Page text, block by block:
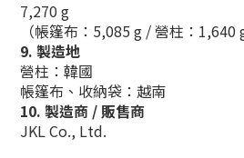
7,270 g
（帳篷布：5,085 g / 營柱：1,640
9. 製造地
營柱：韓國
帳篷布、收納袋：越南
10. 製造商 / 販售商
JKL Co., Ltd.